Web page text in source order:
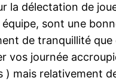
la délectation de
sont une
de tranquillité
vos journée
) mais relativement